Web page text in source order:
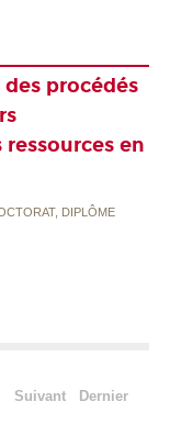
procédés
en
DIPLÔME
Suivant Dernier